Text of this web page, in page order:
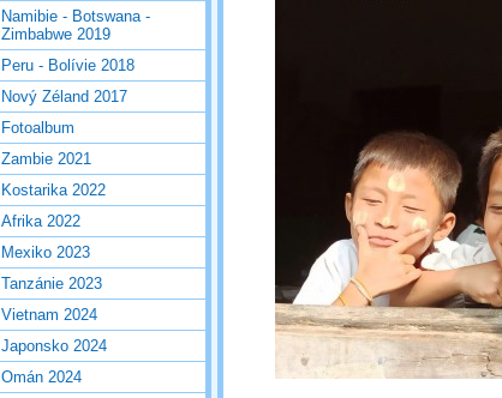
Namibie - Botswana -
Zimbabwe 2019
Peru - Bolívie 2018
Nový Zéland 2017
Fotoalbum
Zambie 2021
Kostarika 2022
Afrika 2022
Mexiko 2023
Tanzánie 2023
Vietnam 2024
Japonsko 2024
Omán 2024